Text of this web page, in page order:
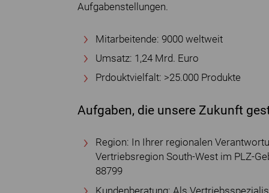
Aufgabenstellungen.
Mitarbeitende: 9000 weltweit
Umsatz: 1,24 Mrd. Euro
Prdouktvielfalt: >25.000 Produkte
Aufgaben, die unsere Zukunft
Region: In Ihrer regionalen
Vertriebsregion South-West im PLZ-
88799
Kundenberatung: Als